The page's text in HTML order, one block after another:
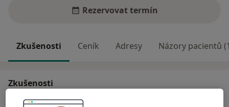
Rezervovat termín
Zkušenosti Ceník Adresy Názory pacientů
Zkušenosti
Odborník na: